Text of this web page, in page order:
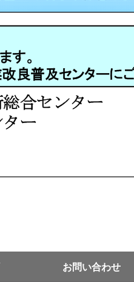
お問い合わせ